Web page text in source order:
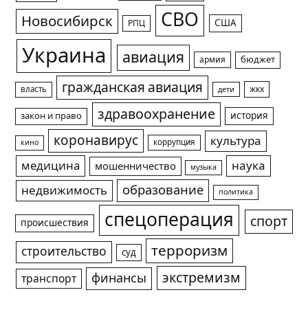
Новосибирск РПЦ СВО США
Украина авиация армия бюджет
власть гражданская авиация дети жкх
закон и право здравоохранение история
кино коронавирус коррупция
культура
медицина
мошенничество музыка
наука
недвижимость
образование политика
происшествия спецоперация спорт
строительство суд терроризм
транспорт финансы экстремизм